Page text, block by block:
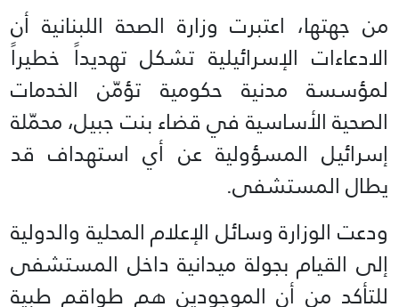
من جهتها، اعتبرت وزارة الصحة اللبنانية أن
الادعاءات الإسرائيلية تشكل تهديداً خطيراً
لمؤسسة مدنية حكومية تؤمّن الخدمات
الصحية الأساسية في قضاء بنت جبيل، محمّلة
إسرائيل المسؤولية عن أي استهداف قد
يطال المستشفى.
ودعت الوزارة وسائل الإعلام المحلية والدولية
إلى القيام بجولة ميدانية داخل المستشفى
للتأكد من أن الموجودين هم طواقم طبية